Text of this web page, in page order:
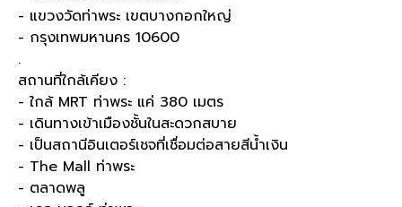
- แขวงวัดท่าพระ เขตบางกอกใหญ่
- กรุงเทพมหานคร 10600
.
สถานที่ใกล้เคียง :
- ใกล้ MRT ท่าพระ แค่ 380 เมตร
- เดินทางเข้าเมืองชั้นในสะดวกสบาย
- เป็นสถานีอินเตอร์เชจที่เชื่อมต่อสายสีน้ำเงิน
- The Mall ท่าพระ
- ตลาดพลู